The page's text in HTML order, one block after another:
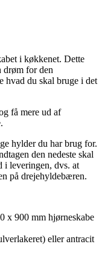
i køkkenet. Dette
drøm for den
hvad du skal bruge i det
få mere ud af
hylder du har brug for.
den nedeste skal
i leveringen, dvs. at
på drejehyldebæren.
x 900 mm hjørneskabe
eller antracit